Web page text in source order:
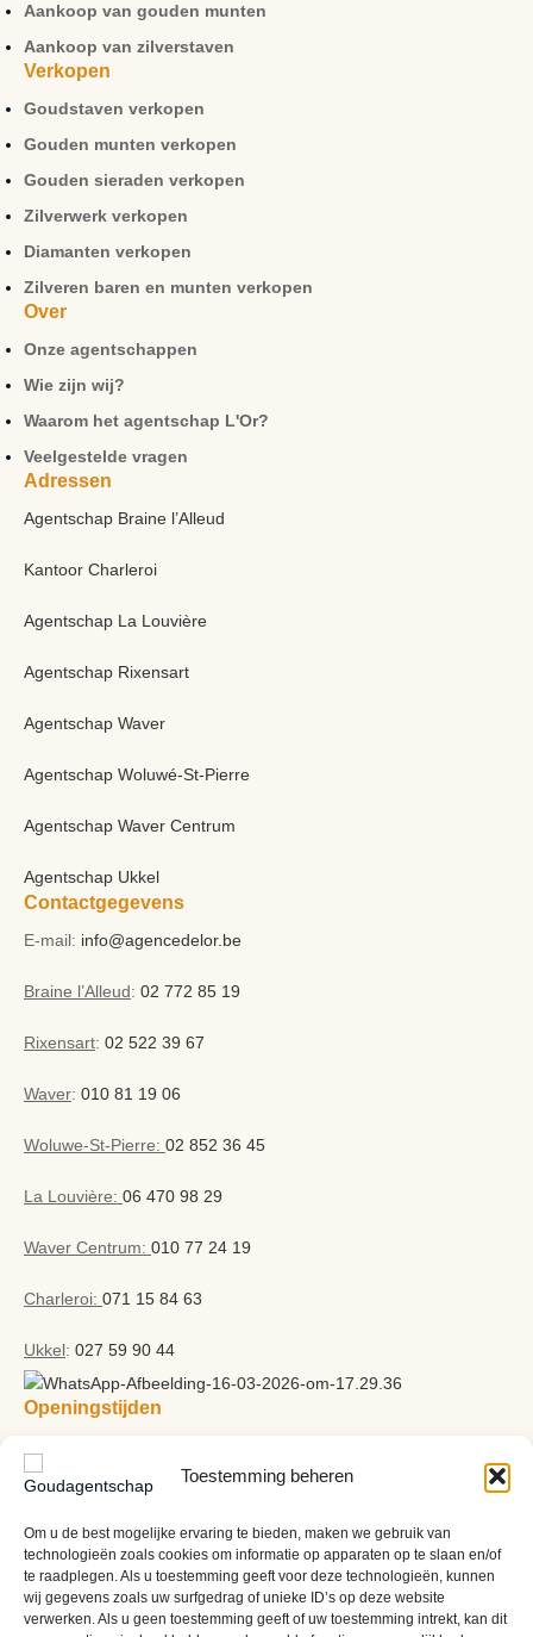
Toestemming beheren
Om u de best mogelijke ervaring te bieden, maken we gebruik van
technologieën zoals cookies om informatie op apparaten op te slaan en/of
te raadplegen. Als u toestemming geeft voor deze technologieën, kunnen
wij gegevens zoals uw surfgedrag of unieke ID’s op deze website
verwerken. Als u geen toestemming geeft of uw toestemming intrekt, kan dit
Aankoop van gouden munten
Aankoop van zilverstaven
Verkopen
Goudstaven verkopen
Gouden munten verkopen
Gouden sieraden verkopen
Zilverwerk verkopen
Diamanten verkopen
Zilveren baren en munten verkopen
Over
Onze agentschappen
Wie zijn wij?
Waarom het agentschap L'Or?
Veelgestelde vragen
Adressen
Agentschap Braine l’Alleud
Kantoor Charleroi
Agentschap La Louvière
Agentschap Rixensart
Agentschap Waver
Agentschap Woluwé-St-Pierre
Agentschap Waver Centrum
Agentschap Ukkel
Contactgegevens
E-mail: info@agencedelor.be
Braine l’Alleud: 02 772 85 19
Rixensart: 02 522 39 67
Waver: 010 81 19 06
Woluwe-St-Pierre: 02 852 36 45
La Louvière: 06 470 98 29
Waver Centrum: 010 77 24 19
Charleroi: 071 15 84 63
Ukkel: 027 59 90 44
Openingstijden
Dinsdag: 10.00 – 18.00 uur
Woensdag: 10.00 – 18.00 uur
Donderdag: 10.00 – 18.00 uur
Vrijdag: 10.00 – 18.00 uur
Zaterdag: 10.00 – 18.00 uur
Zondag: Gesloten